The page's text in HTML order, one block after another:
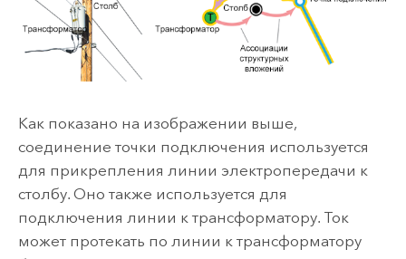
Как показано на изображении выше,
соединение точки подключения используется
для прикрепления линии электропередачи к
столбу. Оно также используется для
подключения линии к трансформатору. Ток
может протекать по линии к трансформатору